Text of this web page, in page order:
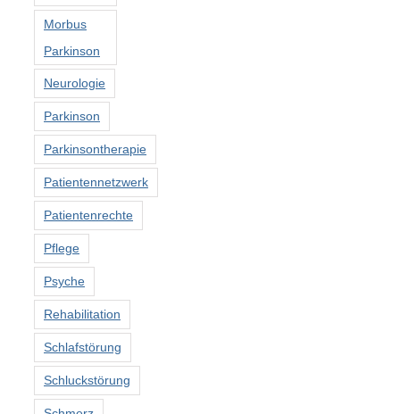
Morbus
Parkinson
Neurologie
Parkinson
Parkinsontherapie
Patientennetzwerk
Patientenrechte
Pflege
Psyche
Rehabilitation
Schlafstörung
Schluckstörung